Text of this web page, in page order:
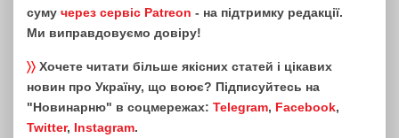
суму через сервіс Patreon - на підтримку редакції.
Ми виправдовуємо довіру!
〉〉 Хочете читати більше якісних статей і цікавих
новин про Україну, що воює? Підписуйтесь на
"Новинарню" в соцмережах: Telegram, Facebook,
Twitter, Instagram.